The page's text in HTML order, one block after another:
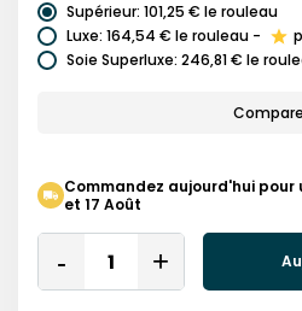
Supérieur: 101,25 € le rouleau
Luxe: 164,54 € le rouleau -
Soie Superluxe: 246,81 € le
Commandez aujourd'hui pour
et 17 Août
Quantity
Remove
One
Add
One